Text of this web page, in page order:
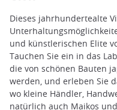
Dieses jahrhundertealte
und künstlerischen Elite
Tauchen Sie ein in das
die von schönen Bauten
werden, und erleben Sie
wo kleine Händler,
natürlich auch Maikos